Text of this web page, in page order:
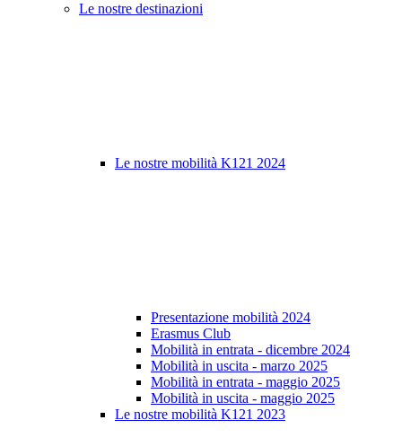
Le nostre destinazioni
Le nostre mobilità K121 2024
Presentazione mobilità 2024
Erasmus Club
Mobilità in entrata - dicembre 2024
Mobilità in uscita - marzo 2025
Mobilità in entrata - maggio 2025
Mobilità in uscita - maggio 2025
Le nostre mobilità K121 2023